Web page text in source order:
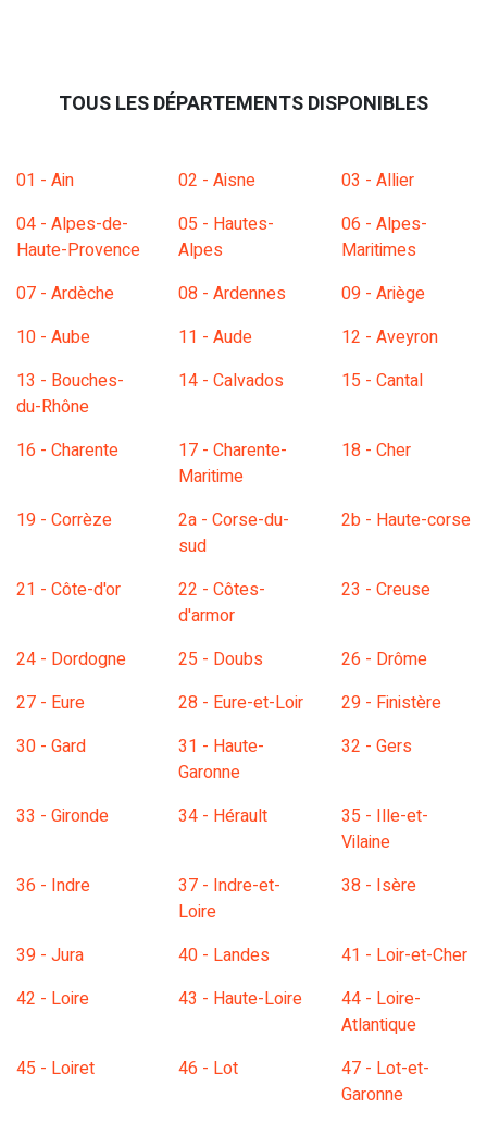
TOUS LES DÉPARTEMENTS DISPONIBLES
01 - Ain 02 - Aisne
03 - Allier
04 - Alpes-de-
Haute-Provence
05 - Hautes-
Alpes
06 - Alpes-
Maritimes
07 - Ardèche
08 - Ardennes
09 - Ariège
10 - Aube
11 - Aude
12 - Aveyron
13 - Bouches-
du-Rhône
14 - Calvados 15 - Cantal
16 - Charente
17 - Charente-
Maritime
18 - Cher
19 - Corrèze
2a - Corse-du-
sud
2b - Haute-corse
21 - Côte-d'or
22 - Côtes-
d'armor
23 - Creuse
24 - Dordogne 25 - Doubs
26 - Drôme
27 - Eure
28 - Eure-et-Loir
29 - Finistère
30 - Gard
31 - Haute-
Garonne
32 - Gers
33 - Gironde 34 - Hérault
35 - Ille-et-
Vilaine
36 - Indre
37 - Indre-et-
Loire
38 - Isère
39 - Jura 40 - Landes
41 - Loir-et-Cher
42 - Loire
43 - Haute-Loire
44 - Loire-
Atlantique
45 - Loiret
46 - Lot
47 - Lot-et-
Garonne